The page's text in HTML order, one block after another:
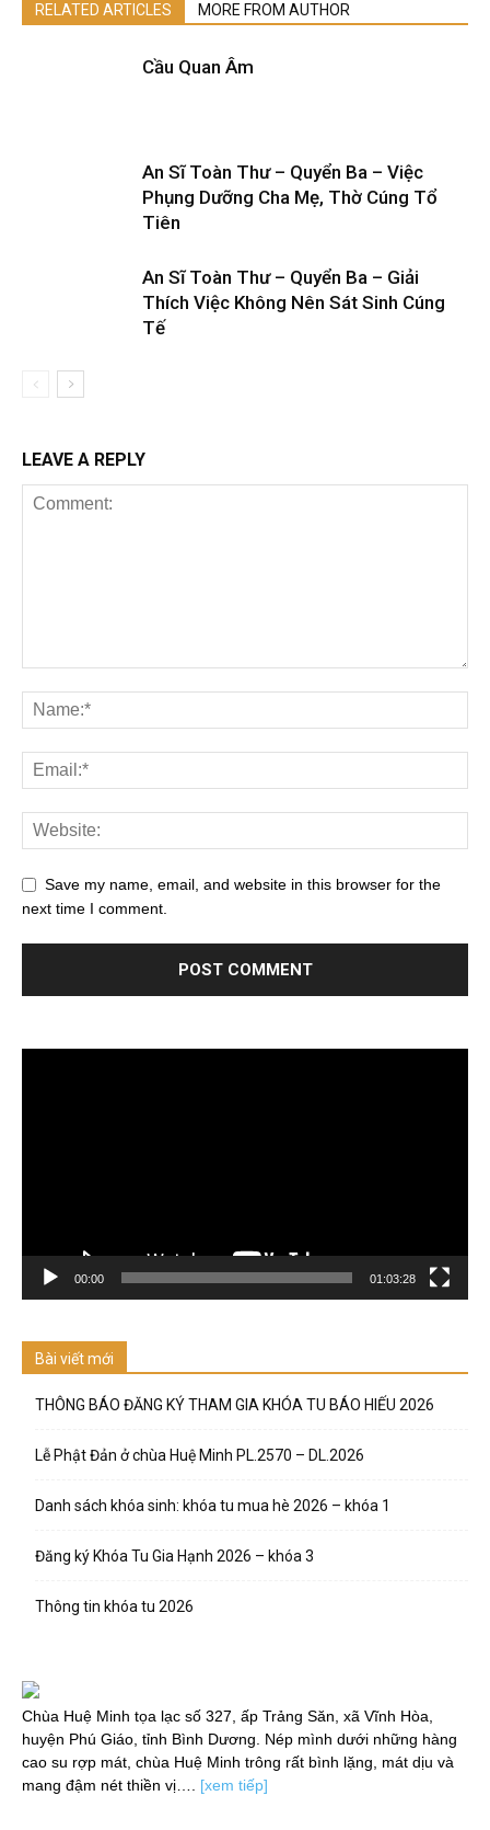
RELATED ARTICLES MORE FROM AUTHOR
Cầu Quan Âm
An Sĩ Toàn Thư – Quyển Ba – Việc
Phụng Dưỡng Cha Mẹ, Thờ Cúng Tổ
Tiên
An Sĩ Toàn Thư – Quyển Ba – Giải
Thích Việc Không Nên Sát Sinh Cúng
Tế
LEAVE A REPLY
Save my name, email, and website in this browser for the
next time I comment.
00:00 01:03:28
Bài viết mới
THÔNG BÁO ĐĂNG KÝ THAM GIA KHÓA TU BÁO HIẾU 2026
Lễ Phật Đản ở chùa Huệ Minh PL.2570 – DL.2026
Danh sách khóa sinh: khóa tu mua hè 2026 – khóa 1
Đăng ký Khóa Tu Gia Hạnh 2026 – khóa 3
Thông tin khóa tu 2026
Chùa Huệ Minh tọa lạc số 327, ấp Trảng Săn, xã Vĩnh Hòa,
huyện Phú Giáo, tỉnh Bình Dương. Nép mình dưới những hàng
cao su rợp mát, chùa Huệ Minh trông rất bình lặng, mát dịu và
mang đậm nét thiền vị…. [xem tiếp]